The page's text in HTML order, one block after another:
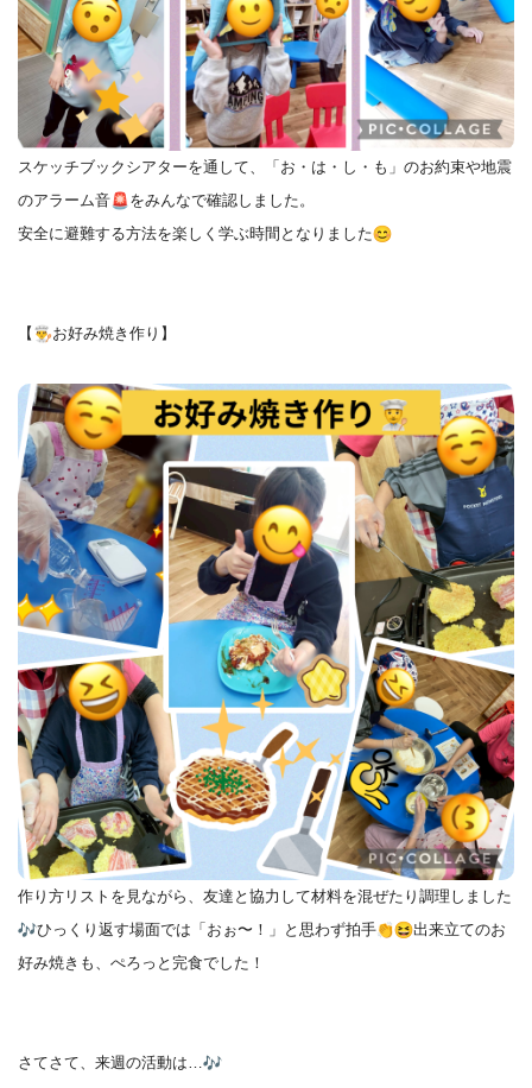
スケッチブックシアターを通して、「お・は・し・も」のお約束や地震
のアラーム音
をみんなで確認しました。
安全に避難する方法を楽しく学ぶ時間となりました
【 お好み焼き作り】
作り方リストを見ながら、友達と協力して材料を混ぜたり調理しま した
ひっくり返す場面では「おぉ〜！」と思わず拍手
出来立てのお
好み焼きも、ぺろっと完食でした！
さてさて、来週の活動は…